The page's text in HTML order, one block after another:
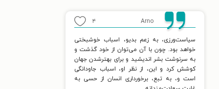
Arno ۴
سیاست‌ورزی، به زعم بدیو، اسباب خوشبختی
خواهد بود. چون با آن می‌توان از خود گذشت و
به سرنوشت بشر اندیشید و برای بهترشدن جهان
کوشش کرد و این، از نظر او، اسباب جاودانگی
است و، به تبع، برخورداری انسان از حسی به